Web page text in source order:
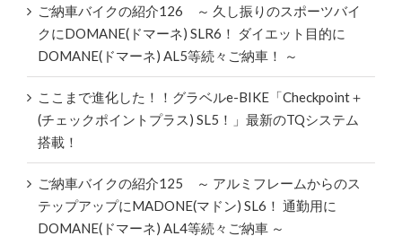
ご納車バイクの紹介126 ～ 久し振りのスポーツバイ
クにDOMANE(ドマーネ) SLR6！ ダイエット目的に
DOMANE(ドマーネ) AL5等続々ご納車！ ～
ここまで進化した！！グラベルe-BIKE「Checkpoint＋
(チェックポイントプラス) SL5！」最新のTQシステム
搭載！
ご納車バイクの紹介125 ～ アルミフレームからのス
テップアップにMADONE(マドン) SL6！ 通勤用に
DOMANE(ドマーネ) AL4等続々ご納車 ～